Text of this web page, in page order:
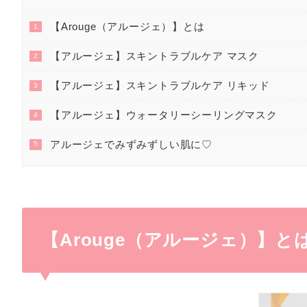
1 【Arouge（アルージェ）】とは
2 【アルージェ】スキントラブルケア マスク
3 【アルージェ】スキントラブルケア リキッド
4 【アルージェ】ウォータリーシーリングマスク
5 アルージェでみずみずしい肌に♡
【Arouge（アルージェ）】と